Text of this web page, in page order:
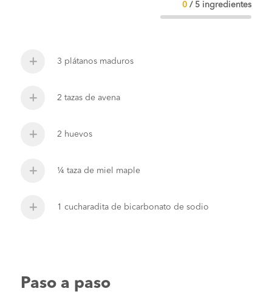
0 / 5 ingredientes
3 plátanos maduros
2 tazas de avena
2 huevos
¼ taza de miel maple
1 cucharadita de bicarbonato de sodio
Paso a paso